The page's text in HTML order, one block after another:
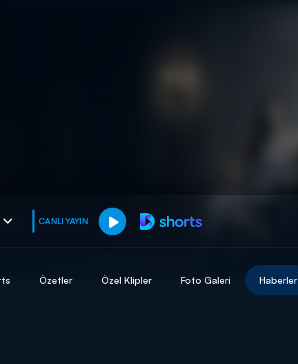
CANLI YAYIN
muhteşem ikili
Özetler Özel Klipler Foto Galeri Haberler